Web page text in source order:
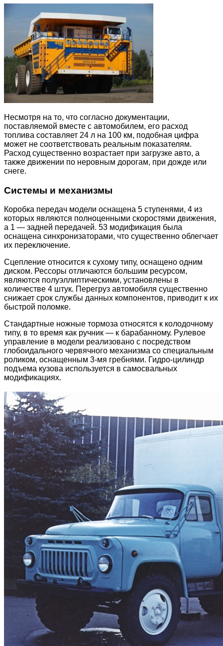
Несмотря на то, что согласно документации,
поставляемой вместе с автомобилем, его расход
топлива составляет 24 л на 100 км, подобная цифра
может не соответствовать реальным показателям.
Расход существенно возрастает при загрузке авто, а
также движении по неровным дорогам, при дожде или
снеге.
Системы и механизмы
Коробка передач модели оснащена 5 ступенями, 4 из
которых являются полноценными скоростями движения,
а 1 — задней передачей. 53 модификация была
оснащена синхронизаторами, что существенно облегчает
их переключение.
Сцепление относится к сухому типу, оснащено одним
диском. Рессоры отличаются большим ресурсом,
являются полуэллиптическими, установлены в
количестве 4 штук. Перегруз автомобиля существенно
снижает срок службы данных компонентов, приводит к их
быстрой поломке.
Стандартные ножные тормоза относятся к колодочному
типу, в то время как ручник — к барабанному. Рулевое
управление в модели реализовано с посредством
глобоидального червячного механизма со специальным
роликом, оснащенным 3-мя гребнями. Гидро-цилиндр
подъема кузова используется в самосвальных
модификациях.